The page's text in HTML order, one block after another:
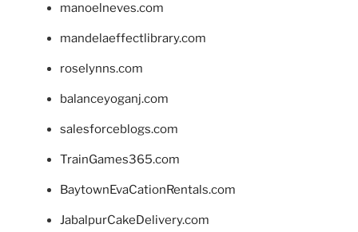
manoelneves.com
mandelaeffectlibrary.com
roselynns.com
balanceyoganj.com
salesforceblogs.com
TrainGames365.com
BaytownEvaCationRentals.com
JabalpurCakeDelivery.com